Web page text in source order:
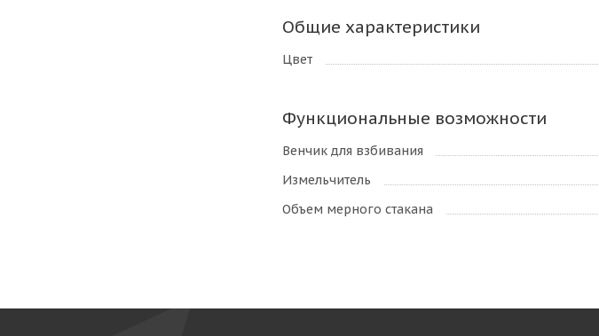
Общие характеристики
Цвет
Функциональные возможности
Венчик для взбивания
Измельчитель
Объем мерного стакана